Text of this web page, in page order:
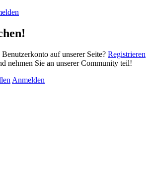
auf unserer Seite? Registrieren
nehmen Sie an unserer Community teil!
Anmelden